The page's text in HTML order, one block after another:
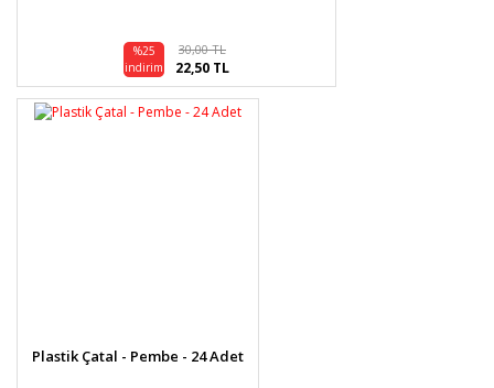
%25
indirim
30,00 TL
22,50 TL
Plastik Çatal - Pembe - 24 Adet